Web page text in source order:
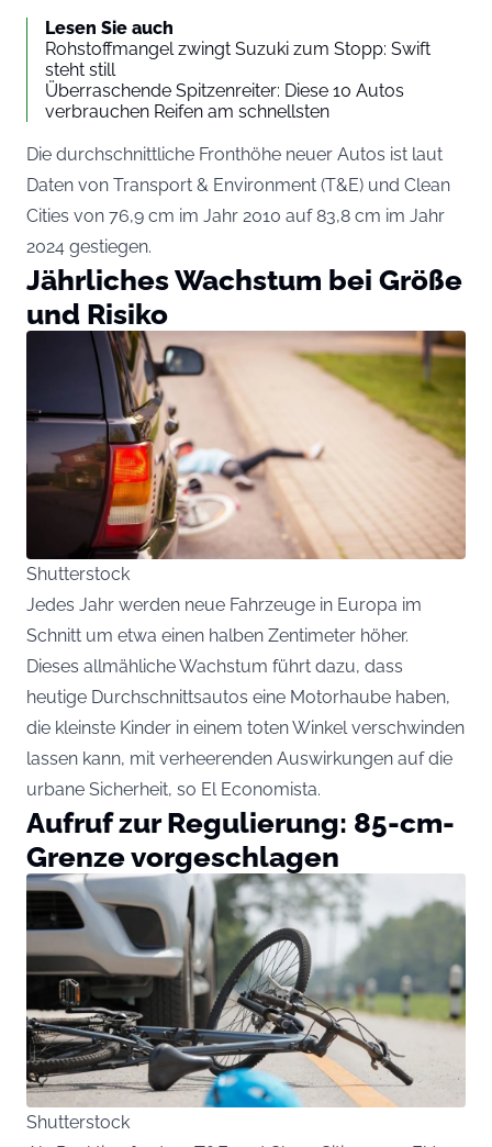
Lesen Sie auch
Rohstoffmangel zwingt Suzuki zum Stopp: Swift
steht still
Überraschende Spitzenreiter: Diese 10 Autos
verbrauchen Reifen am schnellsten
Die durchschnittliche Fronthöhe neuer Autos ist laut
Daten von Transport & Environment (T&E) und Clean
Cities von 76,9 cm im Jahr 2010 auf 83,8 cm im Jahr
2024 gestiegen.
Jährliches Wachstum bei Größe
und Risiko
Shutterstock
Jedes Jahr werden neue Fahrzeuge in Europa im
Schnitt um etwa einen halben Zentimeter höher.
Dieses allmähliche Wachstum führt dazu, dass
heutige Durchschnittsautos eine Motorhaube haben,
die kleinste Kinder in einem toten Winkel verschwinden
lassen kann, mit verheerenden Auswirkungen auf die
urbane Sicherheit, so El Economista.
Aufruf zur Regulierung: 85-cm-
Grenze vorgeschlagen
Shutterstock